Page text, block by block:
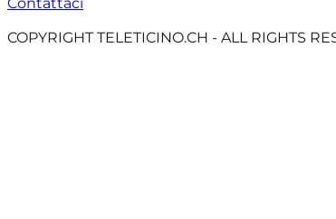
Contattaci
COPYRIGHT TELETICINO.CH - ALL RIGHTS